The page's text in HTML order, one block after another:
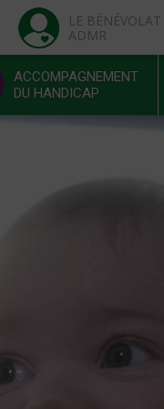
LE BÉNÉVOLAT
ADMR
ACCOMPAGNEMENT
DU HANDICAP